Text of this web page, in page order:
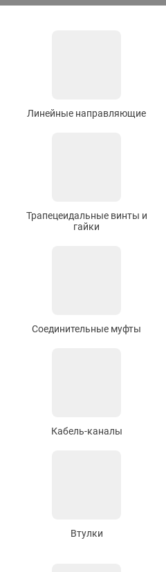
Линейные направляющие
Трапецеидальные винты и
гайки
Соединительные муфты
Кабель-каналы
Втулки